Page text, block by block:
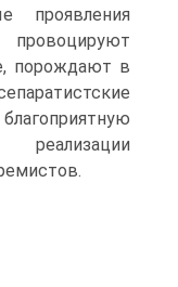
проявления
порождают в